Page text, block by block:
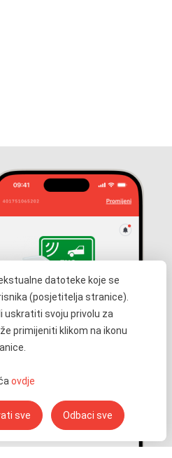
datoteke koje se
(posjetitelja stranice).
uskratiti svoju privolu za
primijeniti klikom na ikonu
ovdje
sve Odbaci sve